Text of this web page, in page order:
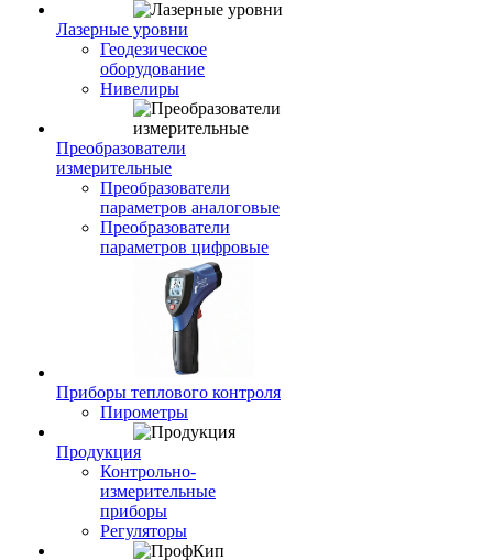
Лазерные уровни
Геодезическое
оборудование
Нивелиры
Преобразователи
измерительные
Преобразователи
параметров аналоговые
Преобразователи
параметров цифровые
Приборы теплового контроля
Пирометры
Продукция
Контрольно-
измерительные
приборы
Регуляторы